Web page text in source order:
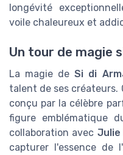
longévité
voile chaleureux et
Un tour de magie
La magie deSi di
talent de ses
conçu par la célèbre
figure emblématique
collaboration avec Julie
capturer l'essence de